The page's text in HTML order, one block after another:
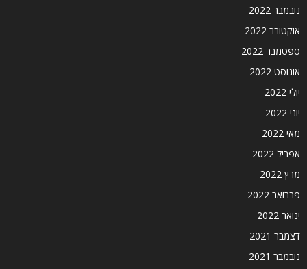
נובמבר 2022
אוקטובר 2022
ספטמבר 2022
אוגוסט 2022
יולי 2022
יוני 2022
מאי 2022
אפריל 2022
מרץ 2022
פברואר 2022
ינואר 2022
דצמבר 2021
נובמבר 2021